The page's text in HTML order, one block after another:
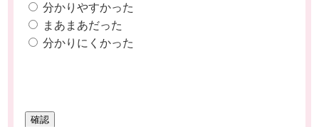
分かりやすかった
まあまあだった
分かりにくかった